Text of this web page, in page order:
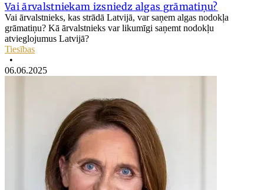
Vai ārvalstniekam izsniedz algas grāmatiņu?
Vai ārvalstnieks, kas strādā Latvijā, var saņem algas nodokļa
grāmatiņu? Kā ārvalstnieks var likumīgi saņemt nodokļu
atvieglojumus Latvijā?
Tiesības
•
06.06.2025